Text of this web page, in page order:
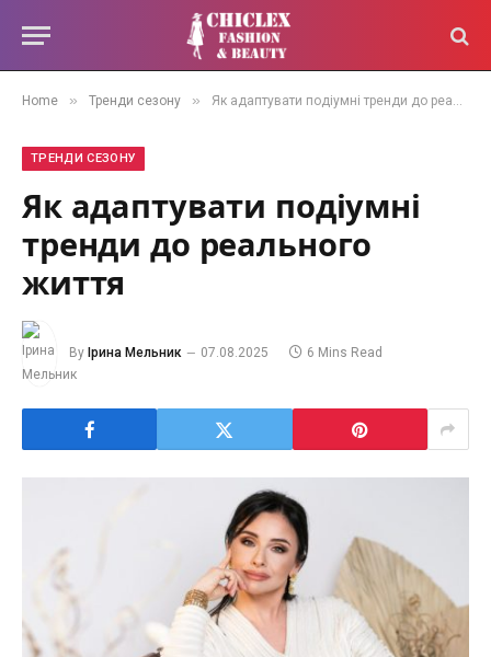
Home » Тренди сезону » Як адаптувати подіумні тренди до реального життя
ТРЕНДИ СЕЗОНУ
Як адаптувати подіумні
тренди до реального
життя
By Ірина Мельник 07.08.2025 6 Mins Read